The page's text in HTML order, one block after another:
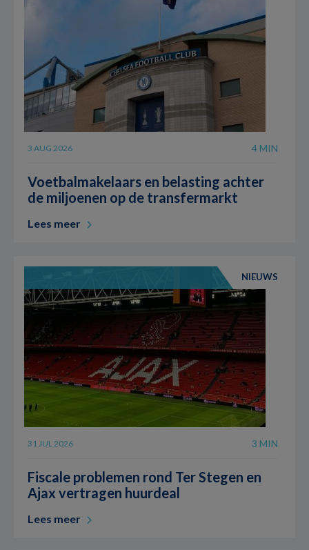
3 AUG 2026 4 MIN
Voetbalmakelaars en belasting achter
de miljoenen op de transfermarkt
Lees meer
NIEUWS
31 JUL 2026 3 MIN
Fiscale problemen rond Ter Stegen en
Ajax vertragen huurdeal
Lees meer